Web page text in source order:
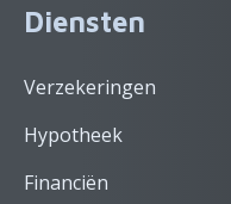
Diensten
Verzekeringen
Hypotheek
Financiën